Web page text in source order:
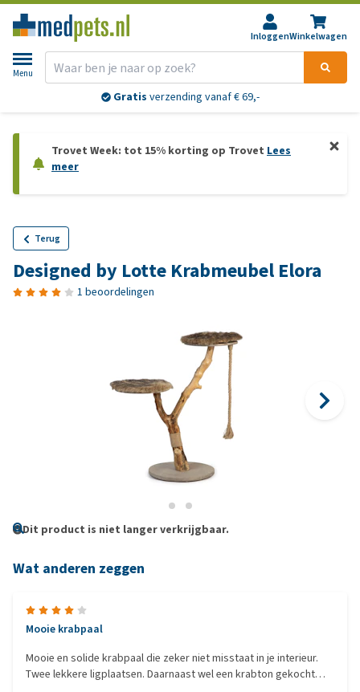
InloggenWinkelwagen
Menu
Gratis verzending vanaf € 69,-
Trovet Week: tot 15% korting op Trovet Lees
meer
Terug
Designed by Lotte Krabmeubel Elora
1 beoordelingen
Dit product is niet langer verkrijgbaar.
Wat anderen zeggen
Mooie krabpaal
Mooie en solide krabpaal die zeker niet misstaat in je interieur.
Twee lekkere ligplaatsen. Daarnaast wel een krabton gekocht